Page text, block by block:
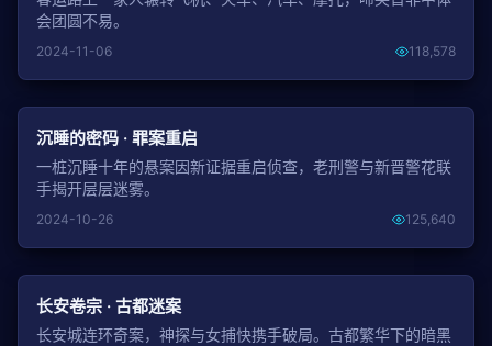
会团圆不易。
2024-11-06 118,578
沉睡的密码 · 罪案重启
一桩沉睡十年的悬案因新证据重启侦查，老刑警与新晋警花联
手揭开层层迷雾。
2024-10-26 125,640
长安卷宗 · 古都迷案
长安城连环奇案，神探与女捕快携手破局。古都繁华下的暗黑